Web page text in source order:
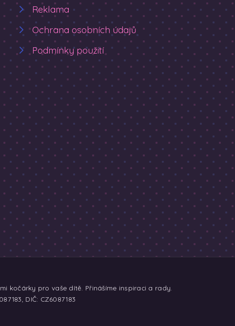
Reklama
Ochrana osobních údajů
Podmínky použití
kočárky pro vaše dítě. Přinášíme inspiraci a rady.
DIČ: CZ6087183